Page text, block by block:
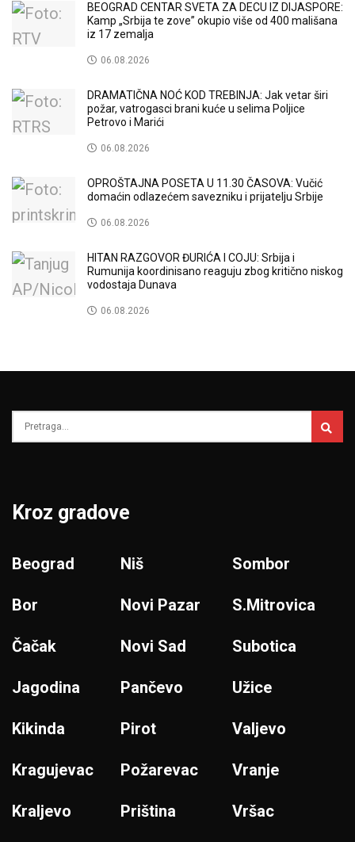
BEOGRAD CENTAR SVETA ZA DECU IZ DIJASPORE:
Kamp „Srbija te zove” okupio više od 400 mališana
iz 17 zemalja
06.08.2026
DRAMATIČNA NOĆ KOD TREBINJA: Jak vetar širi
požar, vatrogasci brani kuće u selima Poljice
Petrovo i Marići
06.08.2026
OPROŠTAJNA POSETA U 11.30 ČASOVA: Vučić
domaćin odlazećem savezniku i prijatelju Srbije
06.08.2026
HITAN RAZGOVOR ĐURIĆA I COJU: Srbija i
Rumunija koordinisano reaguju zbog kritično niskog
vodostaja Dunava
06.08.2026
Kroz gradove
Beograd
Bor
Čačak
Jagodina
Kikinda
Kragujevac
Kraljevo
Niš
Novi Pazar
Novi Sad
Pančevo
Pirot
Požarevac
Priština
Sombor
S.Mitrovica
Subotica
Užice
Valjevo
Vranje
Vršac